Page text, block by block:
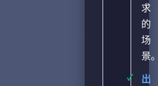
求
的
场
景
出